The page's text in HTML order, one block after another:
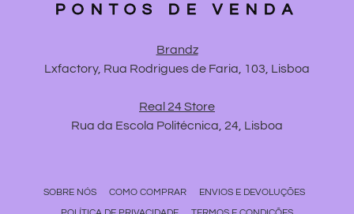
PONTOS DE VENDA
Brandz
Lxfactory, Rua Rodrigues de Faria, 103, Lisboa
Real 24 Store
Rua da Escola Politécnica, 24, Lisboa
SOBRE NÓS COMO COMPRAR
ENVIOS E DEVOLUÇÕES